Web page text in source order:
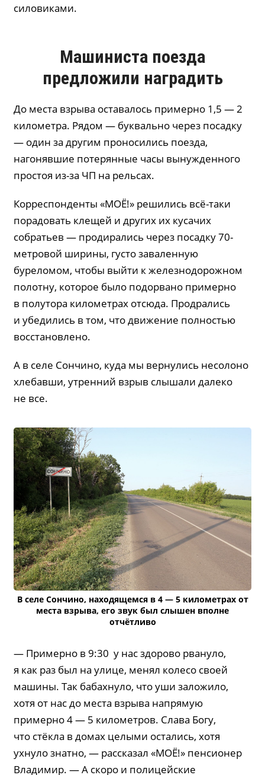
силовиками.
Машиниста поезда
предложили наградить
До места взрыва оставалось примерно 1,5 — 2
километра. Рядом — буквально через посадку
— один за другим проносились поезда,
нагонявшие потерянные часы вынужденного
простоя из-за ЧП на рельсах.
Корреспонденты «МОЁ!» решились всё-таки
порадовать клещей и других их кусачих
собратьев — продирались через посадку 70-
метровой ширины, густо заваленную
буреломом, чтобы выйти к железнодорожном
полотну, которое было подорвано примерно
в полутора километрах отсюда. Продрались
и убедились в том, что движение полностью
восстановлено.
А в селе Сончино, куда мы вернулись несолоно
хлебавши, утренний взрыв слышали далеко
не все.
В селе Сончино, находящемся в 4 — 5 километрах от
места взрыва, его звук был слышен вполне
отчётливо
— Примерно в 9:30 у нас здорово рвануло,
я как раз был на улице, менял колесо своей
машины. Так бабахнуло, что уши заложило,
хотя от нас до места взрыва напрямую
примерно 4 — 5 километров. Слава Богу,
что стёкла в домах целыми остались, хотя
ухнуло знатно, — рассказал «МОЁ!» пенсионер
Владимир. — А скоро и полицейские